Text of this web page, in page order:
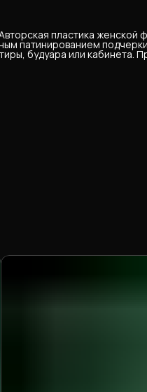
пластика женской
патинированием
будуара или кабинета.